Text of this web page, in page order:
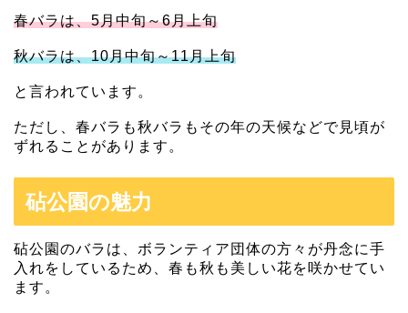
春バラは、5月中旬～6月上旬
秋バラは、10月中旬～11月上旬
と言われています。
ただし、春バラも秋バラもその年の天候などで見頃が
ずれることがあります。
砧公園の魅力
砧公園のバラは、ボランティア団体の方々が丹念に手
入れをしているため、春も秋も美しい花を咲かせてい
ます。